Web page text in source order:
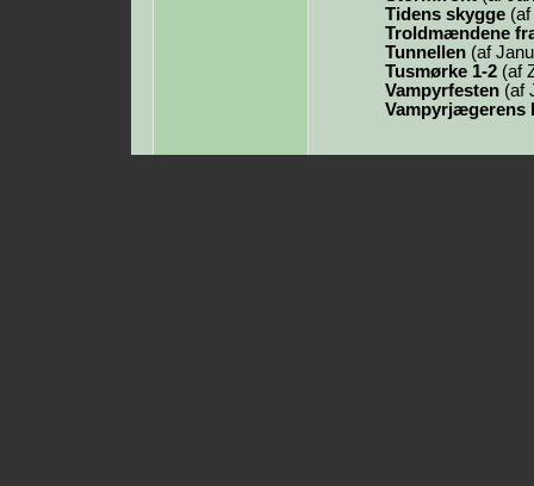
Tidens skygge
Troldmændene
Tunnellen (af
Tusmørke 1-2 (af
Vampyrfesten (af
Vampyrjægerens